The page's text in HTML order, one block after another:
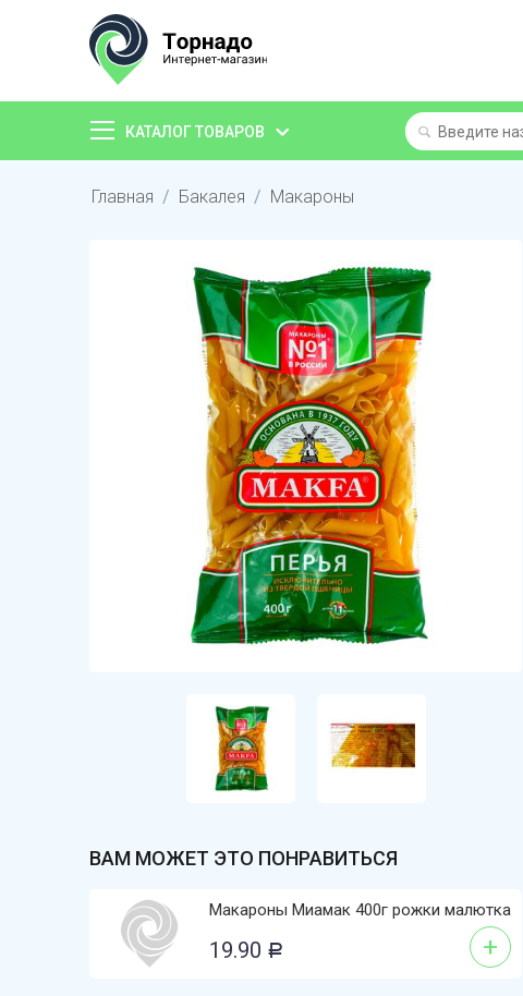
КАТАЛОГ ТОВАРОВ
Главная / Бакалея / Макароны
ВАМ МОЖЕТ ЭТО ПОНРАВИТЬСЯ
Макароны Миамак 400г рожки малютка
19.90 Р +